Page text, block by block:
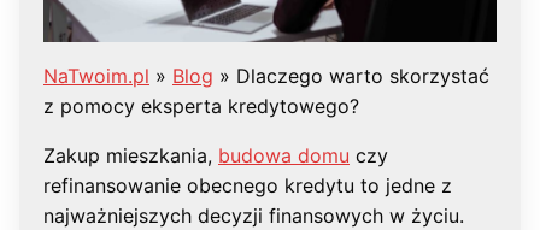
NaTwoim.pl » Blog » Dlaczego warto skorzystać
z pomocy eksperta kredytowego?
Zakup mieszkania, budowa domu czy
refinansowanie obecnego kredytu to jedne z
najważniejszych decyzji finansowych w życiu.